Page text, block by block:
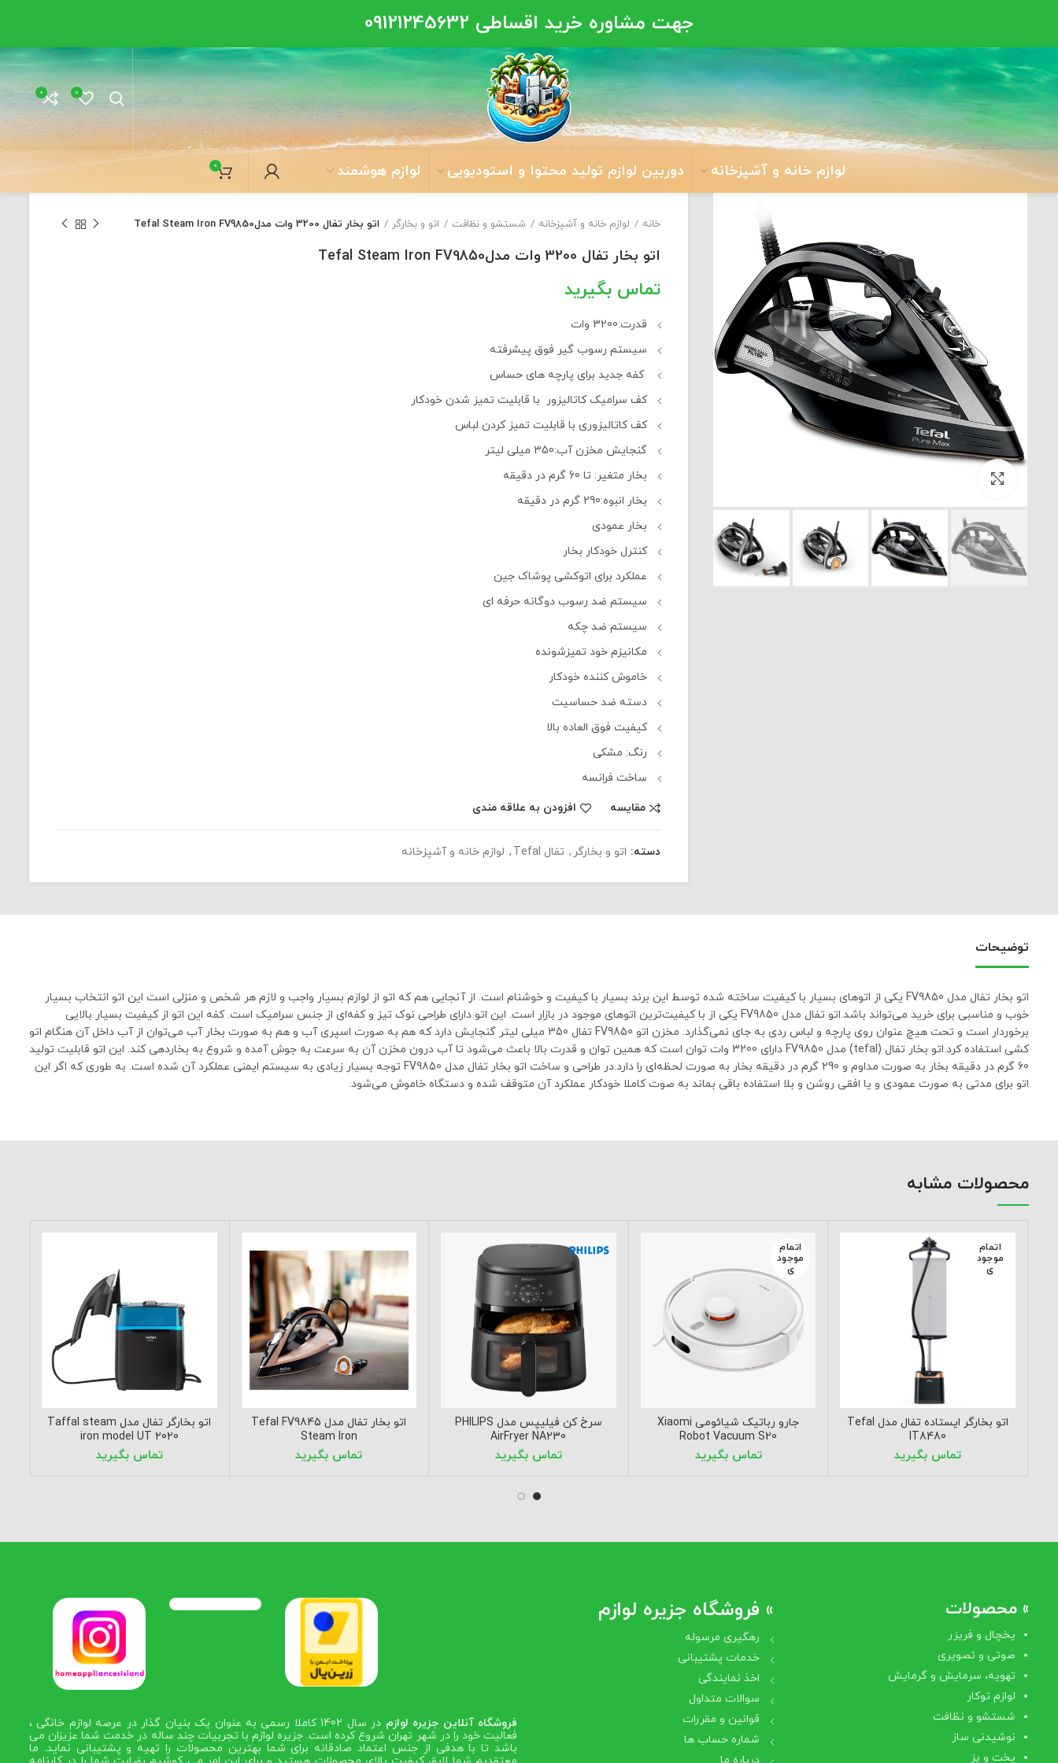
جهت مشاوره خرید اقساطی 09121245632
0
0
لوازم خانه و آشپزخانه دوربین لوازم تولید محتوا و استودیویی لوازم هوشمند 0
خانه لوازم خانه و آشپزخانه شستشو و نظافت اتو و بخارگر اتو بخار تفال 3200 وات مدلTefal Steam Iron FV9850
اتو بخار تفال 3200 وات مدلTefal Steam Iron FV9850
قدرت:3200 وات
سیستم رسوب گیر فوق پیشرفته
کفه جدید برای پارچه های حساس
کف سرامیک کاتالیزور با قابلیت تمیز شدن خودکار
کف کاتالیزوری با قابلیت تمیز کردن لباس
گنجايش مخزن آب:350 ميلى لیتر
بخار متغير: تا 60 گرم در دقيقه
بخار انبوه:290 گرم در دقيقه
بخار عمودى
کنترل خودکار بخار
عملکرد برای اتوکشی پوشاک جین
سيستم ضد رسوب دوگانه حرفه ای
سيستم ضد چكه
مكانيزم خود تميزشونده
خاموش کننده خودکار
دسته ضد حساسیت
کیفیت فوق العاده بالا
رنگ: مشکی
ساخت فرانسه
مقایسه
افزودن به علاقه مندی
دسته: اتو و بخارگر , تفال Tefal , لوازم خانه و آشپزخانه
توضیحات
اتو بخار تفال مدل FV9850 یکی از اتوهای بسیار با کیفیت ساخته شده توسط این برند بسیار با کیفیت و خوشنام است. از آنجایی هم که اتو از لوازم بسیار واجب و لازم هر شخص و منزلی است این اتو انتخاب بسیار
خوب و مناسبی برای خرید می‌تواند باشد.اتو تفال مدل FV9850 یکی از با کیفیت‌ترین اتوهای موجود در بازار است. این اتو دارای طراحی نوک تیز و کفه‌ای از جنس سرامیک است. کفه این اتو از کیفیت بسیار بالایی
برخوردار است و تحت هیچ عنوان روی پارچه و لباس ردی به جای نمی‌گذارد. مخزن اتو FV9850 تفال 350 میلی لیتر گنجایش دارد که هم به صورت اسپری آب و هم به صورت بخار آب می‌توان از آب داخل آن هنگام اتو
کشی استفاده کرد.اتو بخار تفال (tefal) مدل FV9850 دارای 3200 وات توان است که همین توان و قدرت بالا باعث می‌شود تا آب درون مخزن آن به سرعت به جوش آمده و شروع به بخاردهی کند. این اتو قابلیت تولید
60 گرم در دقیقه بخار به صورت مداوم و 290 گرم در دقیقه بخار به صورت لحظه‌ای را دارد.در طراحی و ساخت اتو بخار تفال مدل FV9850 توجه بسیار زیادی به سیستم ایمنی عملکرد آن شده است. به طوری که اگر این
اتو برای مدتی به صورت عمودی و یا افقی روشن و بلا استفاده باقی بماند به صوت کاملا خودکار عملکرد آن متوقف شده و دستگاه خاموش می‌شود.
محصولات مشابه
اتمام
موجود
ی
اتو بخارگر ایستاده تفال مدل Tefal
IT8480
اتمام
موجود
ی
جارو رباتیک شیائومی Xiaomi
Robot Vacuum S20
سرخ کن فیلیپس مدل PHILIPS
AirFryer NA230
اتو بخار تفال مدل Tefal FV9845
Steam Iron
اتو بخارگر تفال مدل Taffal steam
iron model UT 2020
فروشگاه آنلاین جزیره لوازم
در سال 1402 کاملا رسمی به عنوان یک بنیان گذار در عرصه لوازم خانگی ،
فعالیت خود را در شهر تهران شروع کرده است. جزیره لوازم با تجربیات چند ساله در خدمت شما عزیزان می
باشد تا با هدفی از جنس اعتماد صادقانه برای شما بهترین محصولات را تهیه و پشتیبانی نماید. ما
» فروشگاه جزیره لوازم
رهگیری مرسوله
خدمات پشتیبانی
اخذ نمایندگی
سوالات متداول
قوانین و مقررات
شماره حساب ها
درباره ما
» محصولات
یخچال و فریزر
صوتی و تصویری
تهویه، سرمایش و گرمایش
لوازم توکار
شستشو و نظافت
نوشیدنی ساز
پخت و پز